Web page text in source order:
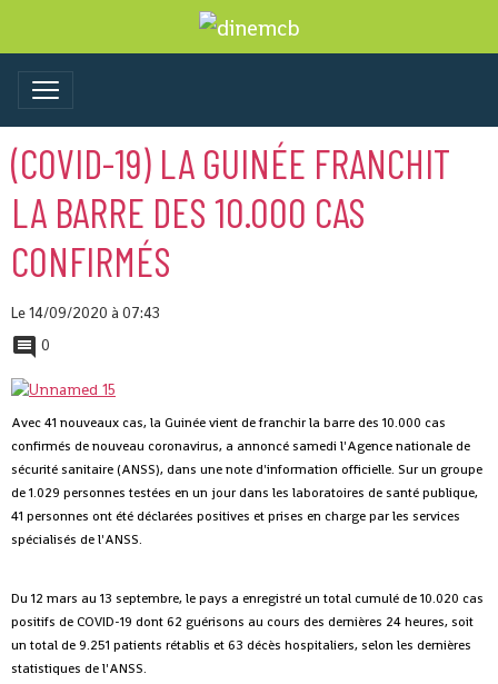
(COVID-19) LA GUINÉE FRANCHIT
LA BARRE DES 10.000 CAS
CONFIRMÉS
Le 14/09/2020 à 07:43
0
Avec 41 nouveaux cas, la Guinée vient de franchir la barre des 10.000 cas
confirmés de nouveau coronavirus, a annoncé samedi l'Agence nationale de
sécurité sanitaire (ANSS), dans une note d'information officielle. Sur un groupe
de 1.029 personnes testées en un jour dans les laboratoires de santé publique,
41 personnes ont été déclarées positives et prises en charge par les services
spécialisés de l'ANSS.
Du 12 mars au 13 septembre, le pays a enregistré un total cumulé de 10.020 cas
positifs de COVID-19 dont 62 guérisons au cours des dernières 24 heures, soit
un total de 9.251 patients rétablis et 63 décès hospitaliers, selon les dernières
statistiques de l'ANSS.